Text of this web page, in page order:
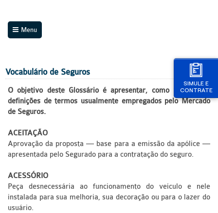
SIMULE E
CONTRATE
Menu
Vocabulário de Seguros
O objetivo deste Glossário é apresentar, como referencial,
definições de termos usualmente empregados pelo Mercado
de Seguros.
ACEITAÇÃO
Aprovação da proposta — base para a emissão da apólice —
apresentada pelo Segurado para a contratação do seguro.
ACESSÓRIO
Peça desnecessária ao funcionamento do veículo e nele
instalada para sua melhoria, sua decoração ou para o lazer do
usuário.